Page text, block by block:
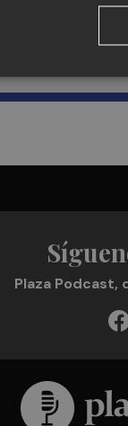
Recibe toda
Plaza
Plaza Podcast,